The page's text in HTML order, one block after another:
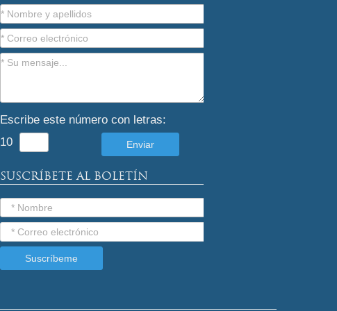
Escribe este número con letras:
10
SUSCRÍBETE AL BOLETÍN